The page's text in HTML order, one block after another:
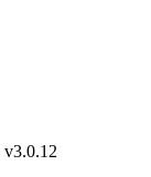
v3.0.12